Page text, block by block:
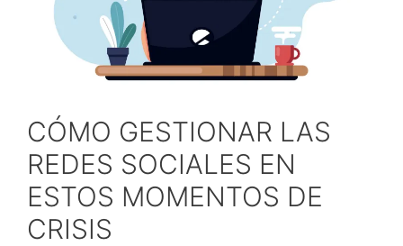
CÓMO GESTIONAR LAS
REDES SOCIALES EN
ESTOS MOMENTOS DE
CRISIS